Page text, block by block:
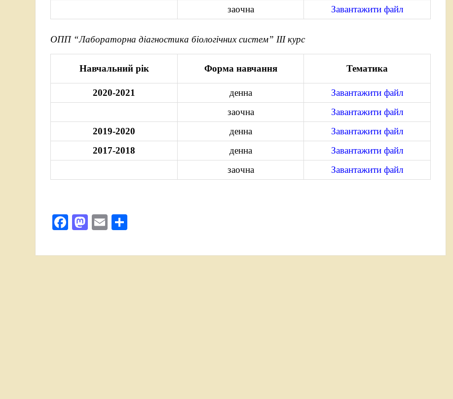
заочна
Завантажити файл
ОПП “Лабораторна діагностика біологічних систем” ІІІ курс
Навчальний рік Форма навчання Тематика
2020-2021 денна
Завантажити файл
заочна
Завантажити файл
2019-2020
денна
Завантажити файл
2017-2018
денна
Завантажити файл
заочна
Завантажити файл
Facebook
Mastodon
Email